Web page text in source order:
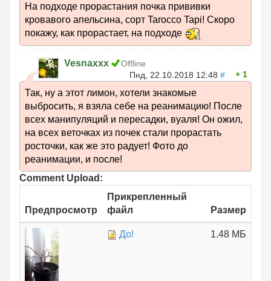
На подходе прорастания почка прививки
кровавого апельсина, сорт Tarocco Tapi! Скоро
покажу, как прорастает, на подходе
Vesnaxxx
Offline
Пнд, 22.10.2018 12:48 # 1
Так, ну а этот лимон, хотели знакомые
выбросить, я взяла себе на реанимацию! После
всех манипуляций и пересадки, вуаля! Он ожил,
на всех веточках из почек стали прорастать
росточки, как же это радует! Фото до
реанимации, и после!
Comment Upload:
Предпросмотр
Прикрепленный
файл
Размер
До! 1.48 МБ